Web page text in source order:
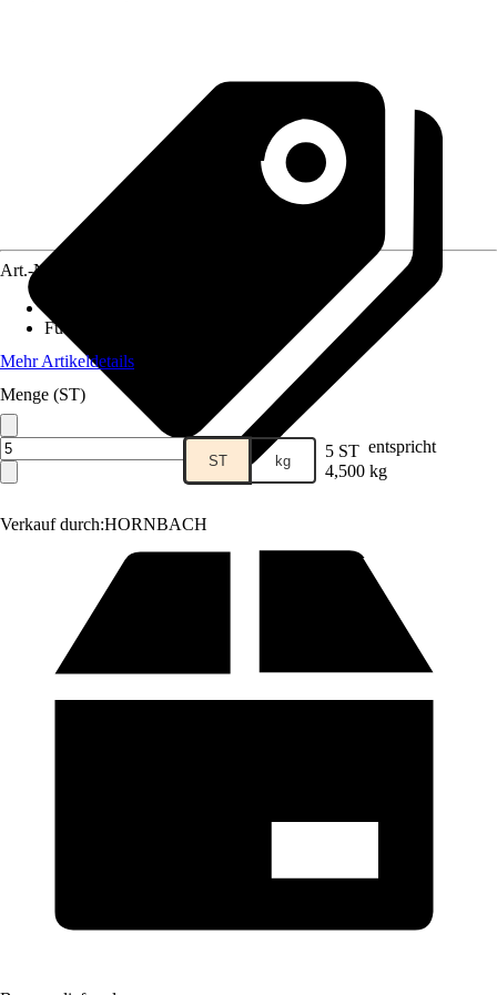
Verkauf durch:HORNBACH
Art.-Nr.
Futtermittelart
Mehr Artikeldetails
Menge (ST)
ST kg 5 ST entspricht
4,500 kg